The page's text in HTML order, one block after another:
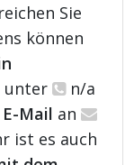
Sie
können
unter
n/a
Mail an
ist es auch